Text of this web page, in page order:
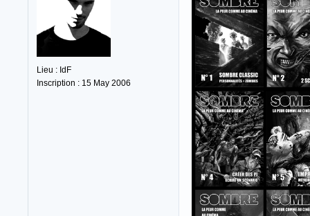
Lieu : IdF
Inscription : 15 May 2006